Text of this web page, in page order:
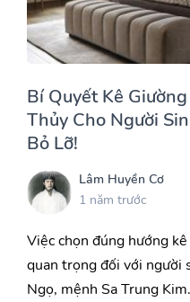
Bí Quyết Kê
Thủy Cho Người
Bỏ Lỡ!
Lâm Huyền Cơ
1 năm trước
Việc chọn đúng hướng
quan trọng đối với người
Ngọ, mệnh Sa Trung